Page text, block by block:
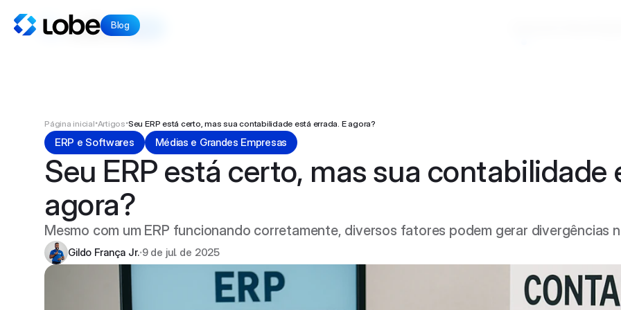
Página inicial•Artigos•Seu ERP está certo, mas sua contabilidade está errada. E agora?
ERP e Softwares Médias e Grandes Empresas
Seu ERP está certo, mas sua contabilidade
agora?
Mesmo com um ERP funcionando corretamente, diversos fatores podem gerar divergências
Gildo França Jr.•9 de jul. de 2025
Blog
Blog
Acessar conta
Facebook